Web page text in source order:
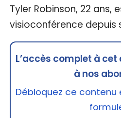
Tyler Robinson, 22 ans,
visioconférence depuis
L’accès complet à
à nos
Débloquez ce contenu